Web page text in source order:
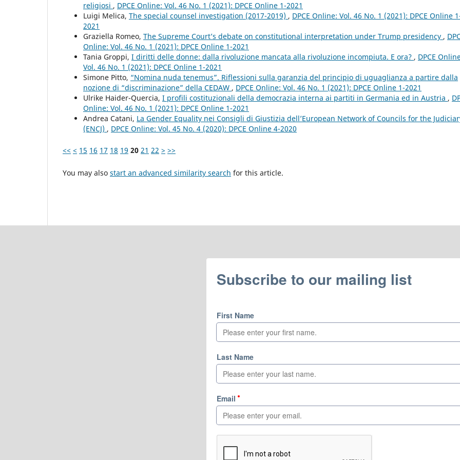
religiosi , DPCE Online: Vol. 46 No. 1 (2021): DPCE Online 1-2021
Luigi Melica, The special counsel investigation (2017-2019) , DPCE Online: Vol. 46 No. 1 (2021): DPCE Online
2021
Graziella Romeo, The Supreme Court’s debate on constitutional interpretation under Trump presidency ,
Online: Vol. 46 No. 1 (2021): DPCE Online 1-2021
Tania Groppi, I diritti delle donne: dalla rivoluzione mancata alla rivoluzione incompiuta. E ora? , DPCE
Vol. 46 No. 1 (2021): DPCE Online 1-2021
Simone Pitto, “Nomina nuda tenemus”. Riflessioni sulla garanzia del principio di uguaglianza a partire dalla
nozione di “discriminazione” della CEDAW , DPCE Online: Vol. 46 No. 1 (2021): DPCE Online 1-2021
Ulrike Haider-Quercia, I profili costituzionali della democrazia interna ai partiti in Germania ed in Austria ,
Online: Vol. 46 No. 1 (2021): DPCE Online 1-2021
Andrea Catani, La Gender Equality nei Consigli di Giustizia dell’European Network of Councils for the
(ENCJ) , DPCE Online: Vol. 45 No. 4 (2020): DPCE Online 4-2020
<< < 15 16 17 18 19 20 21 22 > >>
You may also start an advanced similarity search for this article.